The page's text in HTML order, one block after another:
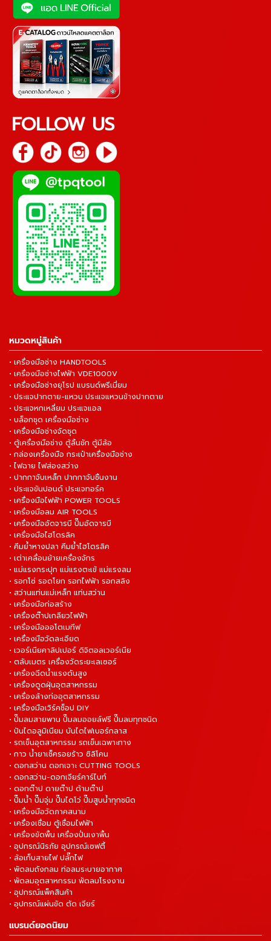
FOLLOW US
หมวดหมู่สินค้า
• เครื่องมือช่าง HANDTOOLS
• เครื่องมือช่างไฟฟ้า VDE1000V
• เครื่องมือช่างยุโรป แบรนด์พรีเมี่ยม
• ประแจปากตาย-แหวน ประแจแหวนข้างปากตาย
• ประแจหกเหลี่ยม ประแจแอล
• บล็อกชุด เครื่องมือช่าง
• เครื่องมือช่างจัดชุด
• ตู้เครื่องมือช่าง ตู้ลิ้นชัก ตู้มีล้อ
• กล่องเครื่องมือ กระเป๋าเครื่องมือช่าง
• ไฟฉาย ไฟส่องสว่าง
• ปากกาจับเหล็ก ปากกาจับชิ้นงาน
• ประแจขันปอนด์ ประแจทอร์ค
• เครื่องมือไฟฟ้า POWER TOOLS
• เครื่องมือลม AIR TOOLS
• เครื่องมืออัดจารบี ปั๊มอัดจารบี
• เครื่องมือไฮโดรลิค
• คีมย้ำหางปลา คีมย้ำไฮโดรลิค
• เต่าเคลื่อนย้ายเครื่องจักร
• แม่แรงกระปุก แม่แรงตะเข้ แม่แรงลม
• รอกโซ่ รอดโยก รอกไฟฟ้า รอกสลิง
• สว่านแท่นแม่เหล็ก แท่นสว่าน
• เครื่องมือก่อสร้าง
• เครื่องต๊าปเกลียวไฟฟ้า
• เครื่องมือออโตเมทีฟ
• เครื่องมือวัดละเอียด
• เวอร์เนียคาลิปเปอร์ ดิจิตอลเวอร์เนีย
• ตลับเมตร เครื่องวัดระยะเลเซอร์
• เครื่องฉีดน้ำแรงดันสูง
• เครื่องดูดฝุ่นอุตสาหกรรม
• เครื่องล้างท่ออุตสาหกรรม
• เครื่องมือเวิร์คช็อป DIY
• ปั๊มลมสายพาน ปั๊มลมออยล์ฟรี ปั๊มลมทุกชนิด
• ปันไดอลูมิเนียม บันไดไฟเบอร์กลาส
• รถเข็นอุตสาหกรรม รถเข็นเฉพาะทาง
• กาว น้ำยาเช็ครอยร้าว ซิลิโคน
• ดอกสว่าน ดอกเจาะ CUTTING TOOLS
• ดอกสว่าน-ดอกเจียร์คาร์ไบท์
• ดอกต๊าป ดายต๊าป ด้ามต๊าป
• ปั๊มน้ำ ปั๊มจุ่ม ปั๊มไดโว่ ปั๊มสูบน้ำทุกชนิด
• เครื่องมือวัดภาคสนาม
• เครื่องเชื่อม ตู้เชื่อมไฟฟ้า
• เครื่องขัดพื้น เครื่องปั่นเงาพื้น
• อุปกรณ์นิรภัย อุปกรณ์เซฟตี้
• ล้อเก็บสายไฟ ปลั๊กไฟ
• พัดลมถังกลม ท่อลมระบายอากาศ
• พัดลมอุตสาหกรรม พัดลมโรงงาน
• อุปกรณ์แพ็คสินค้า
• อุปกรณ์แผ่นขัด ตัด เจียร์
แบรนด์ยอดนิยม